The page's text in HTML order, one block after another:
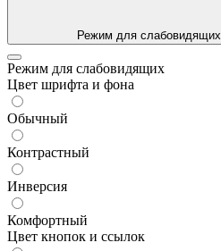
Режим для слабовидящих
Режим для слабовидящих
Цвет шрифта и фона
Обычный
Контрастный
Инверсия
Комфортный
Цвет кнопок и ссылок